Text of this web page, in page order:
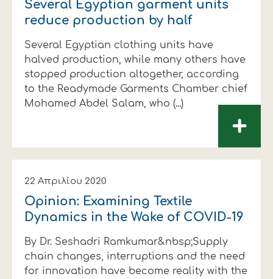
Several Egyptian garment units
reduce production by half
Several Egyptian clothing units have
halved production, while many others have
stopped production altogether, according
to the Readymade Garments Chamber chief
Mohamed Abdel Salam, who (...)
+
22 Απριλίου 2020
Opinion: Examining Textile
Dynamics in the Wake of COVID-19
By Dr. Seshadri Ramkumar&nbsp;Supply
chain changes, interruptions and the need
for innovation have become reality with the